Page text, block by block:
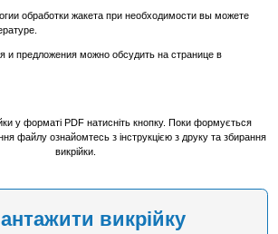
обработки жакета при необходимости вы можете
и предложения можно обсудить на странице в
у форматі PDF натисніть кнопку. Поки формується
файлу ознайомтесь з інструкцією з друку та збирання
викрійки.
викрійку